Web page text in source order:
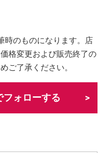
時のものになります。店
格変更および販売終了の
ご了承ください。
フォローする